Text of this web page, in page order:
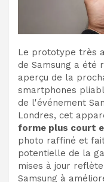
Le prototype très
de Samsung a été
aperçu de la
smartphones
de l'événement
Londres, cet
forme plus court
photo raffiné et
potentielle de la
mises à jour
Samsung à